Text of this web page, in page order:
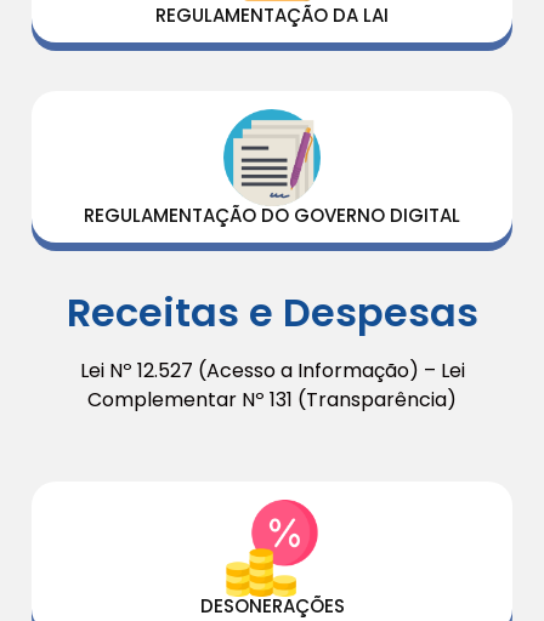
REGULAMENTAÇÃO DA LAI
REGULAMENTAÇÃO DO GOVERNO DIGITAL
Receitas e Despesas
Lei Nº 12.527 (Acesso a Informação) – Lei
Complementar Nº 131 (Transparência)
DESONERAÇÕES